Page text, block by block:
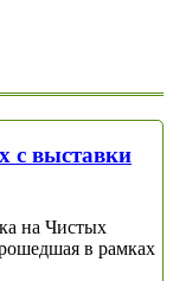
с выставки
на Чистых
в рамках